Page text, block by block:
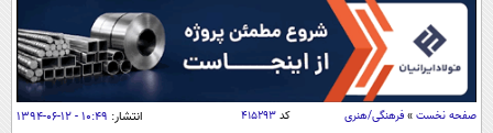
سواد زندگی
اقتصاد
صفحه نخست » فرهنگی/هنری کد ۴۱۵۲۹۳ انتشار: ۱۰:۴۹ - ۱۲-۰۶-۱۳۹۴